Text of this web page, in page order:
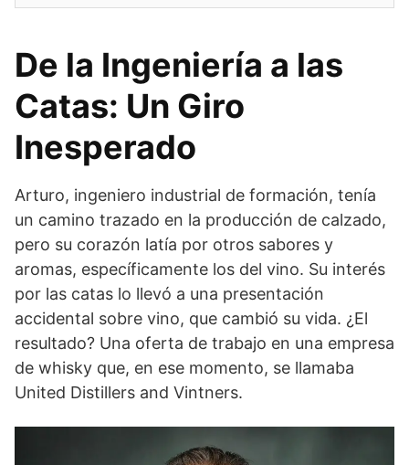
De la Ingeniería a las
Catas: Un Giro
Inesperado
Arturo, ingeniero industrial de formación, tenía
un camino trazado en la producción de calzado,
pero su corazón latía por otros sabores y
aromas, específicamente los del vino. Su interés
por las catas lo llevó a una presentación
accidental sobre vino, que cambió su vida. ¿El
resultado? Una oferta de trabajo en una empresa
de whisky que, en ese momento, se llamaba
United Distillers and Vintners.